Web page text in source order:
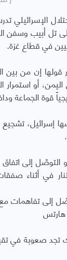
في قطاع غزة.
قولها إن من بين
أو استمرار
قوة الجماعة
إسرائيل،
التوصّل إلى
في أثناء
إلى تفاهمات
صعوبة في